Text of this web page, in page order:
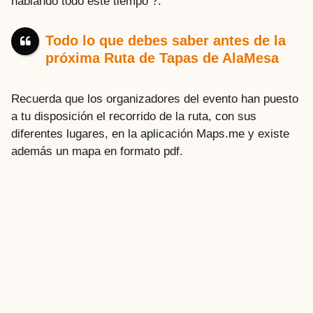
Todo lo que debes saber antes de la
próxima Ruta de Tapas de AlaMesa
Recuerda que los organizadores del evento han puesto
a tu disposición el recorrido de la ruta, con sus
diferentes lugares, en la aplicación Maps.me y existe
además un mapa en formato pdf.